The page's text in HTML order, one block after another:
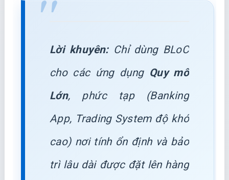
Lời khuyên:Chỉ dùng BLoC
cho các ứng dụng Quy mô
Lớn, phức tạp (Banking
App, Trading System độ khó
cao) nơi tính ổn định và bảo
trì lâu dài được đặt lên hàng